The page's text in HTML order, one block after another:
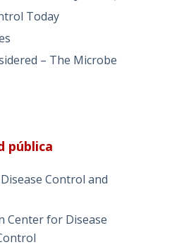
Today
– The Microbe
pública
Control and
Center for Disease